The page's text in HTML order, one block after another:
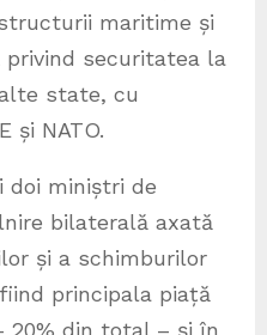
maritime și
privind securitatea la
state, cu
și NATO.
doi miniștri de
bilaterală axată
și a schimburilor
principala piață
20% din total – și în